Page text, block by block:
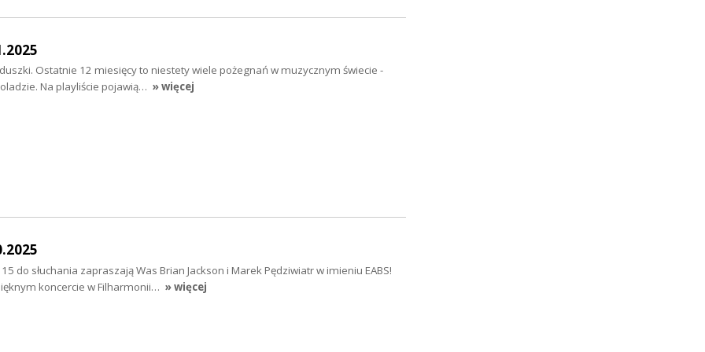
Ostatnie 12 miesięcy to niestety wiele pożegnań w muzycznym świecie -
Na playliście pojawią… » więcej
do słuchania zapraszają Was Brian Jackson i Marek Pędziwiatr w imieniu EABS!
koncercie w Filharmonii… » więcej